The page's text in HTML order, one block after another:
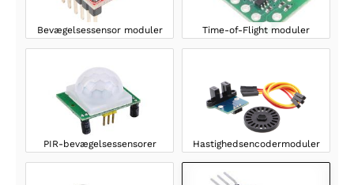
Bevægelsessensor moduler Time-of-Flight moduler
PIR-bevægelsessensorer Hastighedsencodermoduler